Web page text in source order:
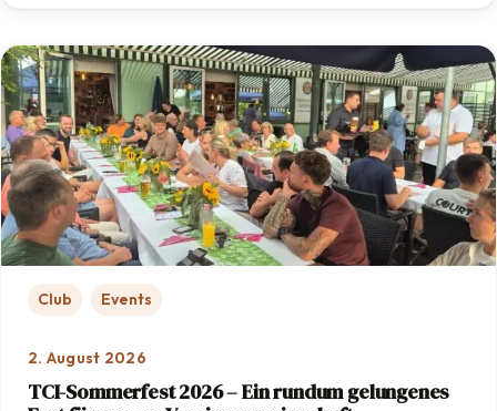
Club Events
2. August 2026
TCI-Sommerfest 2026 – Ein rundum gelungenes